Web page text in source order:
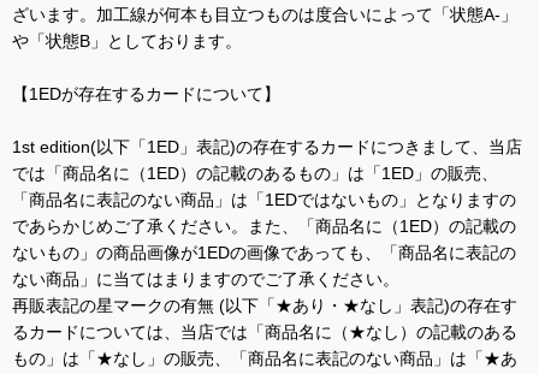
ざいます。加工線が何本も目立つものは度合いによって「状態A-」
や「状態B」としております。
【1EDが存在するカードについて】
1st edition(以下「1ED」表記)の存在するカードにつきまして、当店
では「商品名に（1ED）の記載のあるもの」は「1ED」の販売、
「商品名に表記のない商品」は「1EDではないもの」となりますの
であらかじめご了承ください。また、「商品名に（1ED）の記載の
ないもの」の商品画像が1EDの画像であっても、「商品名に表記の
ない商品」に当てはまりますのでご了承ください。
再販表記の星マークの有無 (以下「★あり・★なし」表記)の存在す
るカードについては、当店では「商品名に（★なし）の記載のある
もの」は「★なし」の販売、「商品名に表記のない商品」は「★あ